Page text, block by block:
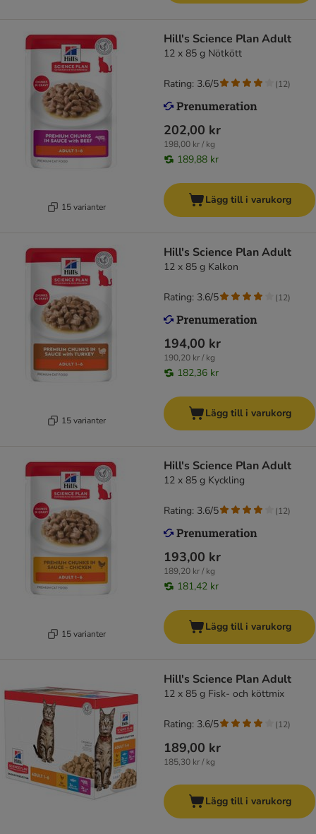
15 varianter
Hill's Science Plan Adult
12 x 85 g Nötkött
202,00 kr
198,00 kr / kg
189,88 kr
Rating: 3.6/5 (12)
Lägg till i varukorg
15 varianter
Hill's Science Plan Adult
12 x 85 g Kalkon
194,00 kr
190,20 kr / kg
182,36 kr
Rating: 3.6/5 (12)
Lägg till i varukorg
15 varianter
Hill's Science Plan Adult
12 x 85 g Kyckling
193,00 kr
189,20 kr / kg
181,42 kr
Rating: 3.6/5 (12)
Lägg till i varukorg
Hill's Science Plan Adult
12 x 85 g Fisk- och köttmix
189,00 kr
185,30 kr / kg
Rating: 3.6/5 (12)
Lägg till i varukorg